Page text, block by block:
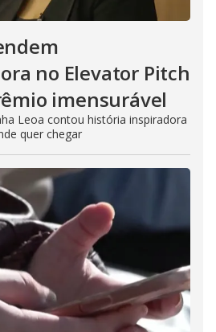
no Elevator Pitch
imensurável
Leoa contou história inspiradora
quer chegar